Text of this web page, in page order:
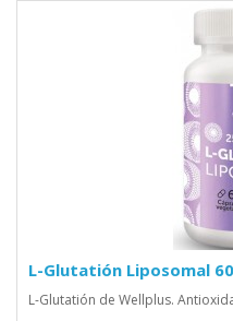
L-Glutatión Liposomal
L-Glutatión de Wellplus.